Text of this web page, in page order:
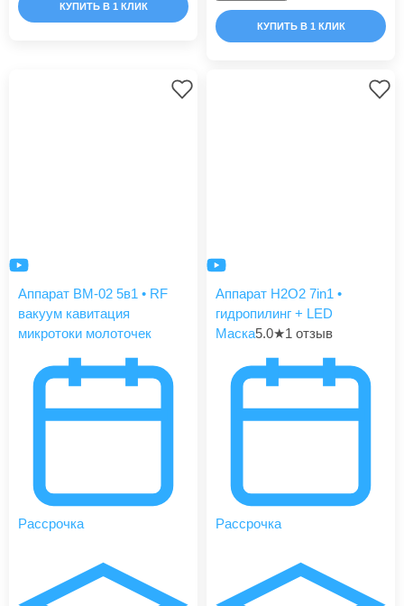
КУПИТЬ В 1 КЛИК
КУПИТЬ В 1 КЛИК
Аппарат BM-02 5в1 • RF
вакуум кавитация
микротоки молоточек
Рассрочка
Аппарат H2O2 7in1 •
гидропилинг + LED
Маска5.0★1 отзыв
Рассрочка